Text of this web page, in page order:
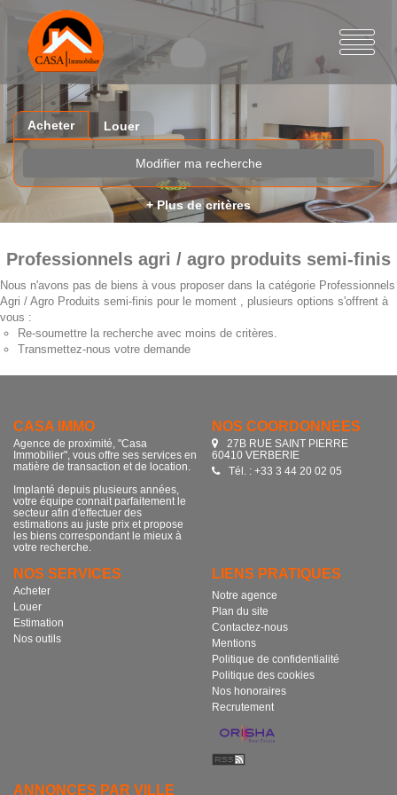
Acheter Louer
Modifier ma recherche
+ Plus de critères
Professionnels agri / agro produits semi-finis
Nous n'avons pas de biens à vous proposer dans la catégorie Professionnels
Agri / Agro Produits semi-finis pour le moment , plusieurs options s'offrent à
vous :
Re-soumettre la recherche avec moins de critères.
Transmettez-nous votre demande
CASA IMMO
Agence de proximité, "Casa
Immobilier", vous offre ses services en
matière de transaction et de location.
Implanté depuis plusieurs années,
votre équipe connait parfaitement le
secteur afin d'effectuer des
estimations au juste prix et propose
les biens correspondant le mieux à
votre recherche.
NOS COORDONNÉES
27B RUE SAINT PIERRE
60410 VERBERIE
Tél. : +33 3 44 20 02 05
NOS SERVICES
Acheter
Louer
Estimation
Nos outils
LIENS PRATIQUES
Notre agence
Plan du site
Contactez-nous
Mentions
Politique de confidentialité
Politique des cookies
Nos honoraires
Recrutement
ANNONCES PAR VILLE